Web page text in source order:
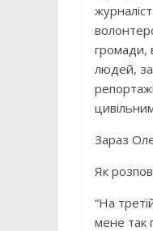
громади,
людей,
Зараз
Як
“На
мене так